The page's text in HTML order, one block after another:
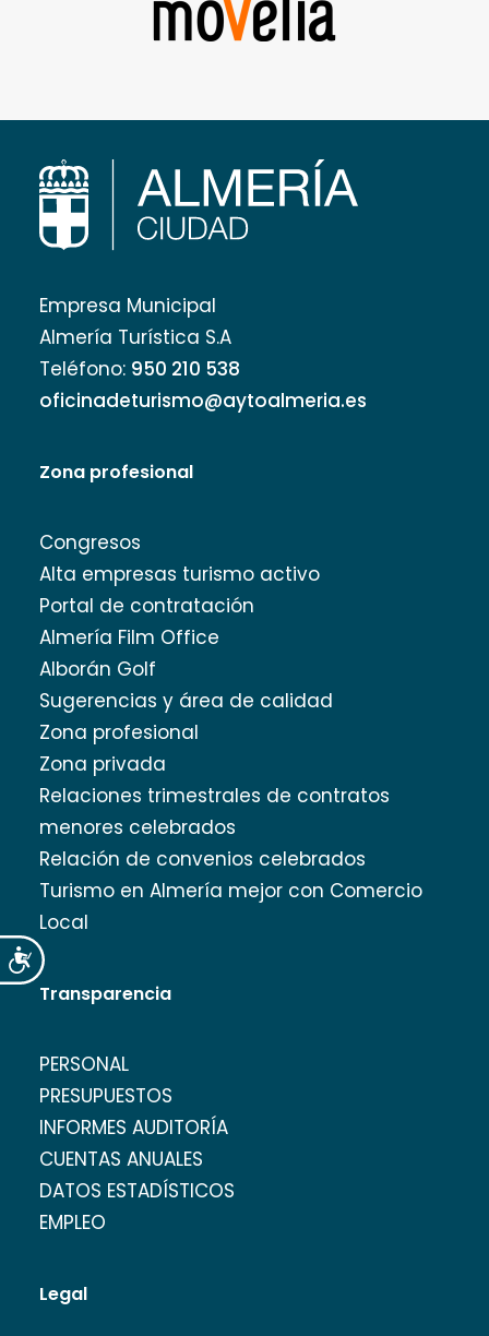
Accesibilidad
Empresa Municipal
Almería Turística S.A
Teléfono: 950 210 538
oficinadeturismo@aytoalmeria.es
Zona profesional
Congresos
Alta empresas turismo activo
Portal de contratación
Almería Film Office
Alborán Golf
Sugerencias y área de calidad
Zona profesional
Zona privada
Relaciones trimestrales de contratos
menores celebrados
Relación de convenios celebrados
Turismo en Almería mejor con Comercio
Local
Transparencia
PERSONAL
PRESUPUESTOS
INFORMES AUDITORÍA
CUENTAS ANUALES
DATOS ESTADÍSTICOS
EMPLEO
Legal